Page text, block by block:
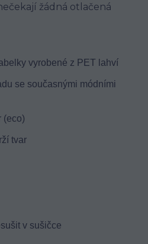
žádná otlačená
vyrobené z PET lahví
se současnými módními
(eco)
tvar
v sušičce